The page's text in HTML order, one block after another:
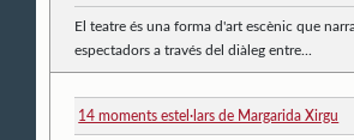
El teatre és una forma d'art escènic que
espectadors a través del diàleg entre...
14 moments estel·lars de Margarida Xirgu